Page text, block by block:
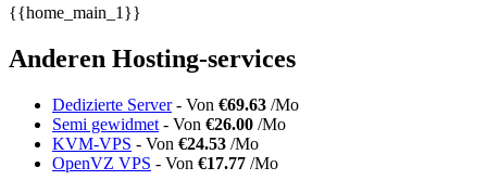
{{home_main_1}}
Anderen Hosting-services
Dedizierte Server- Von €69.63 /Mo
Semi gewidmet - Von €26.00 /Mo
KVM-VPS - Von €24.53 /Mo
OpenVZ VPS - Von €17.77 /Mo